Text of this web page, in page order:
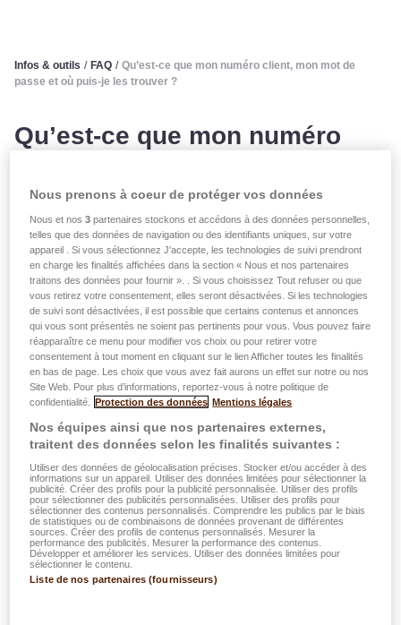
Infos & outils / FAQ / Qu’est-ce que mon numéro client, mon mot de
passe et où puis-je les trouver ?
Qu’est-ce que mon numéro
puis-je les trouver ?
Votre numéro client : vous trouverez votre numéro
client sur votre contrat d’assurance sous la rubrique
« Preneur(s) d’assurance ». Il s’agit d’un numéro
composé de 9 chiffres. Attention à ne pas le confondre
avec votre numéro contrat.
N.B.: certains numéros client des assurances vie
contiennent une lettre, un espace et des caractères de
ponctuation, maisl’encodage dans easyAPP se fait
SANS la lettre, sans espaces et sans caractères de
ponctuation.
Votre numéro d’assurance ou de police: les clients
DKV Luxembourg peuvent alternativement au numéro
client utiliser leur numéro d’assurance ou de police
pour s’inscrire dans easyAPP (et/ou easyAPP Home).
Nous prenons à coeur de protéger vos données
Nous et nos3 partenaires stockons et accédons à des données personnelles,
telles que des données de navigation ou des identifiants uniques, sur votre
appareil . Si vous sélectionnez J'accepte, les technologies de suivi prendront
en charge les finalités affichées dans la section « Nous et nos partenaires
traitons des données pour fournir ». . Si vous choisissez Tout refuser ou que
vous retirez votre consentement, elles seront désactivées. Si les technologies
de suivi sont désactivées, il est possible que certains contenus et annonces
qui vous sont présentés ne soient pas pertinents pour vous. Vous pouvez faire
réapparaître ce menu pour modifier vos choix ou pour retirer votre
consentement à tout moment en cliquant sur le lien Afficher toutes les finalités
en bas de page. Les choix que vous avez fait aurons un effet sur notre ou nos
Site Web. Pour plus d’informations, reportez-vous à notre politique de
confidentialité.
Protection des données Mentions légales
Nos équipes ainsi que nos partenaires externes,
traitent des données selon les finalités suivantes :
Utiliser des données de géolocalisation précises. Stocker et/ou accéder à des
informations sur un appareil. Utiliser des données limitées pour sélectionner la
publicité. Créer des profils pour la publicité personnalisée. Utiliser des profils
pour sélectionner des publicités personnalisées. Utiliser des profils pour
sélectionner des contenus personnalisés. Comprendre les publics par le biais
de statistiques ou de combinaisons de données provenant de différentes
sources. Créer des profils de contenus personnalisés. Mesurer la
performance des publicités. Mesurer la performance des contenus.
Développer et améliorer les services. Utiliser des données limitées pour
sélectionner le contenu.
Liste de nos partenaires (fournisseurs)